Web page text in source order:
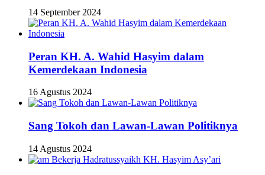
14 September 2024
Peran KH. A. Wahid Hasyim dalam
Kemerdekaan Indonesia
16 Agustus 2024
Sang Tokoh dan Lawan-Lawan Politiknya
14 Agustus 2024